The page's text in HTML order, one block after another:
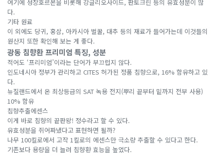
여기에 성장호르몬을 비롯해 강글리오사이드, 판토크린 등의 유효성분이 많
다.
기타 원료
이 외에도 당귀, 홍삼, 아카시아 벌꿀, 대추 등의 재료가 들어가는데 이것들의
원산지 또한 확인해 보는 게 좋다.
광동 침향환 프리미엄 특징, 성분
적어도 ‘프리미엄’이라는 단어가 부끄럽지 않다.
인도네시아 정부가 관리하고 CITES 허가된 정품 침향으로, 16% 함유하고 있
다.
뉴질랜드에서 온 최상등급의 SAT 녹용 전지(뿌리 끝부터 밑까지 전부 사용)
10% 함유
침향추출에센스
이게 바로 침향의 끝판왕! 정수라고 할 수 있다.
유효성분을 쥐어짜냈다고 표현하면 될까?
나무 100킬로에서 고작 1킬로의 에센스만 극소량 추출할 수 있다고 한다.
기존보다 용량을 더 늘려 침향환 효능을 높였다.